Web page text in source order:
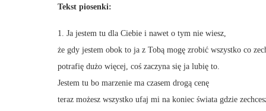
Tekst piosenki:
1. Ja jestem tu dla Ciebie i nawet o tym nie wiesz,
że gdy jestem obok to ja z Tobą mogę zrobić wszystko co
potrafię dużo więcej, coś zaczyna się ja lubię to.
Jestem tu bo marzenie ma czasem drogą cenę
teraz możesz wszystko ufaj mi na koniec świata gdzie